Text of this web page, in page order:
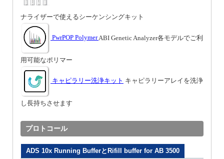
ナライザーで使えるシーケンシングキット
PwrPOP PolymerABI Genetic Analyzer各モデルでご利
用可能なポリマー
キャピラリー洗浄キット キャピラリーアレイを洗浄
し長持ちさせます
プロトコール
ADS 10x Running BufferとRifill buffer for AB 3500